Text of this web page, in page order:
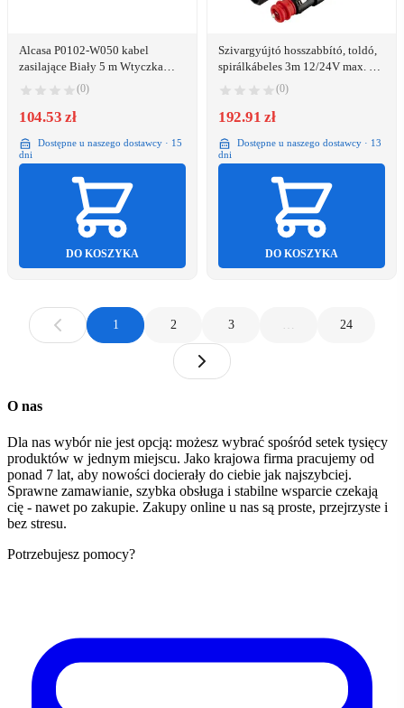
Alcasa P0102-W050 kabel
zasilające Biały 5 m Wtyczka
zasilająca typu E+F Wtyczka
zasilająca typu F
(0)
104.53 zł
Dostępne u naszego dostawcy · 15
dni
DO KOSZYKA
Szivargyújtó hosszabbító, toldó,
spirálkábeles 3m 12/24V max. 8A
ProCar 67828200
(0)
192.91 zł
Dostępne u naszego dostawcy · 13
dni
DO KOSZYKA
1 2 3 … 24
O nas
Dla nas wybór nie jest opcją: możesz wybrać spośród setek tysięcy
produktów w jednym miejscu. Jako krajowa firma pracujemy od
ponad 7 lat, aby nowości docierały do ciebie jak najszybciej.
Sprawne zamawianie, szybka obsługa i stabilne wsparcie czekają
cię - nawet po zakupie. Zakupy online u nas są proste, przejrzyste i
bez stresu.
Potrzebujesz pomocy?